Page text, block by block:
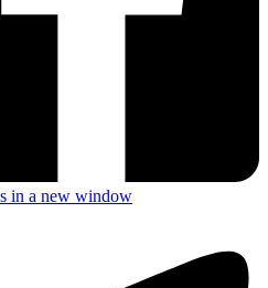
in a new window